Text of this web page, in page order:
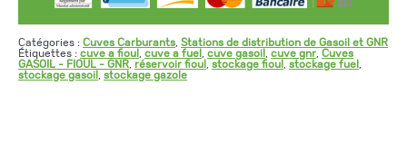
Catégories : Cuves Carburants Stations de distribution de Gasoil et GNR
Étiquettes : cuve a fioul cuve a fuel cuve gasoil cuve gnr Cuves
GASOIL - FIOUL - GNR réservoir fioul stockage fioul stockage fuel
stockage gasoil
stockage gazole